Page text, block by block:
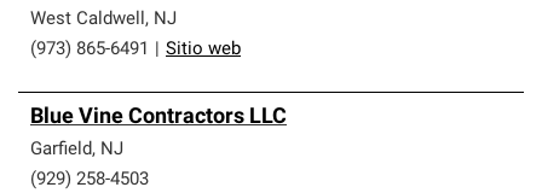
West Caldwell, NJ
(973) 865-6491
Sitio web
Blue Vine Contractors LLC
Garfield, NJ
(929) 258-4503